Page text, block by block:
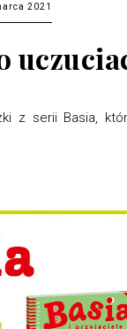
2021
z serii Basia,